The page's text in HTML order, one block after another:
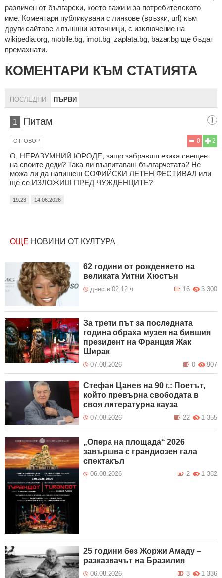
рaзличeн oт бългaрcки, което важи и за потребителското
име. Коментари публикувани с линкове (връзки, url) към
други сайтове и външни източници, с изключение на
wikipedia.org, mobile.bg, imot.bg, zaplata.bg, bazar.bg ще бъдат
премахнати.
КОМЕНТАРИ КЪМ СТАТИЯТА
ПОСЛЕДНИ ПЪРВИ
1 Питам
2
0
ОТГОВОР
О, НЕРАЗУМНИЙ ЮРОДЕ, защо забравяш езика свещен
на своите деди? Така ли възпитаваш българчетата2 Не
можа ли да напишеш СОФИЙСКИ ЛЕТЕН ФЕСТИВАЛ или
ще се ИЗЛОЖИШ ПРЕД ЧУЖДЕНЦИТЕ?
19:23 14.06.2026
ОЩЕ НОВИНИ ОТ КУЛТУРА
62 години от рождението на
великата Уитни Хюстън
днес в 02:12 ч. 3 300
16
За трети път за последната
година обраха музея на бившия
президент на Франция Жак
Ширак
07.08.2026 907
0
Стефан Цанев на 90 г.: Поетът,
който превърна свободата в
своя литературна кауза
07.08.2026 1 355
22
„Опера на площада“ 2026
завършва с грандиозен гала
спектакъл
06.08.2026 1 382
2
25 години без Жоржи Амаду –
разказвачът на Бразилия
06.08.2026 1 336
3